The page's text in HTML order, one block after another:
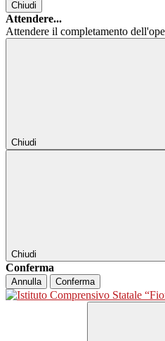
Chiudi
Attendere...
Attendere il completamento
Chiudi
Chiudi
Conferma
Annulla Conferma